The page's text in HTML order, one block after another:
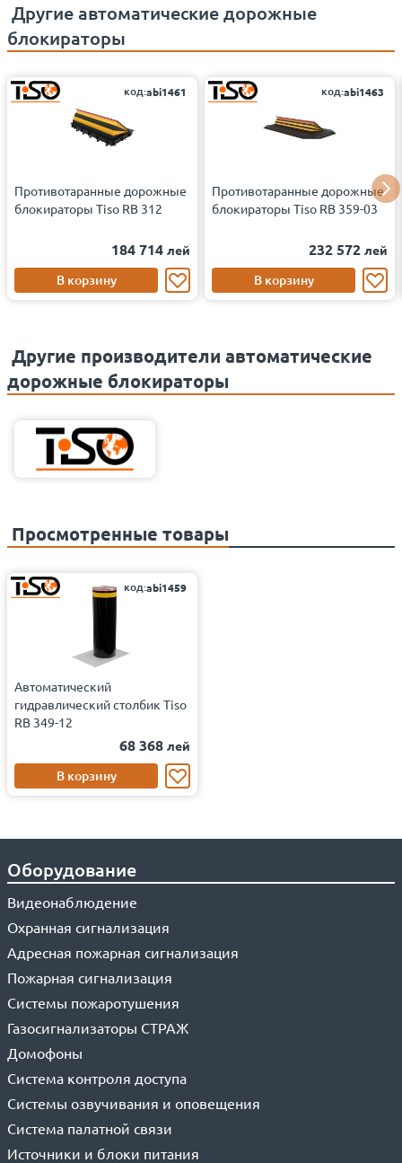
Другиеавтоматические дорожные
блокираторы
код:abi1461
Противотаранные дорожные
блокираторы Tiso RB 312
184 714 лей
В корзину
код:abi1463
Противотаранные дорожные
блокираторы Tiso RB 359-03
232 572 лей
В корзину
Другие производители автоматические
дорожные блокираторы
Просмотренные товары
код:abi1459
Автоматический
гидравлический столбик Tiso
RB 349-12
68 368 лей
В корзину
Оборудование
Видеонаблюдение
Охранная сигнализация
Адресная пожарная сигнализация
Пожарная сигнализация
Системы пожаротушения
Газосигнализаторы СТРАЖ
Домофоны
Система контроля доступа
Системы озвучивания и оповещения
Система палатной связи
Источники и блоки питания